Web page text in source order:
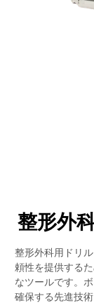
整形外
整形外科用ドリ
頼性を提供する
なツールです。
確保する先進技